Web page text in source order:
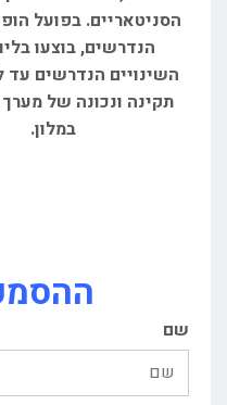
הסניטאריים. בפועל
הנדרשים, בוצעו
השינויים הנדרשים עד
תקינה ונכונה של
במלון.
שם